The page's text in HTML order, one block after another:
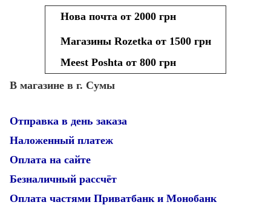
Нова почта от 2000 грн
Магазины Rozetka от 1500 грн
Meest Poshta от 800 грн
В магазине в г. Сумы
Отправка в день заказа
Наложенный платеж
Оплата на сайте
Безналичный рассчёт
Оплата частями Приватбанк и Монобанк